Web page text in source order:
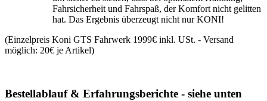
Fahrsicherheit und Fahrspaß, der Komfort nicht gelitten
hat. Das Ergebnis überzeugt nicht nur KONI!
(Einzelpreis Koni GTS Fahrwerk 1999€ inkl. USt. - Versand
möglich: 20€ je Artikel)
Bestellablauf & Erfahrungsberichte - siehe unten